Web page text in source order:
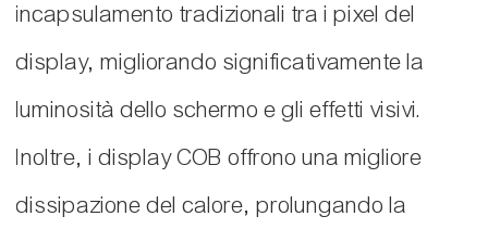
incapsulamento tradizionali tra i pixel del
display, migliorando significativamente la
luminosità dello schermo e gli effetti visivi.
Inoltre, i display COB offrono una migliore
dissipazione del calore, prolungando la